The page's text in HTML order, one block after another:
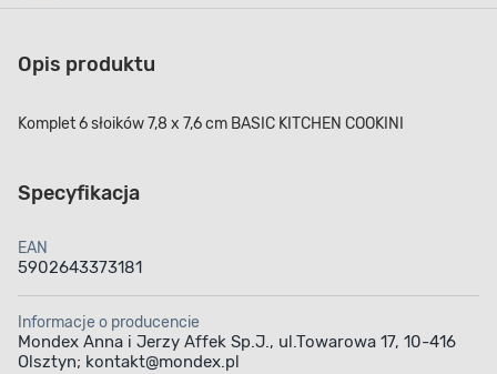
Opis produktu
Komplet 6 słoików 7,8 x 7,6 cm BASIC KITCHEN COOKINI
Specyfikacja
EAN
5902643373181
Informacje o producencie
Mondex Anna i Jerzy Affek Sp.J., ul.Towarowa 17, 10-416
Olsztyn; kontakt@mondex.pl